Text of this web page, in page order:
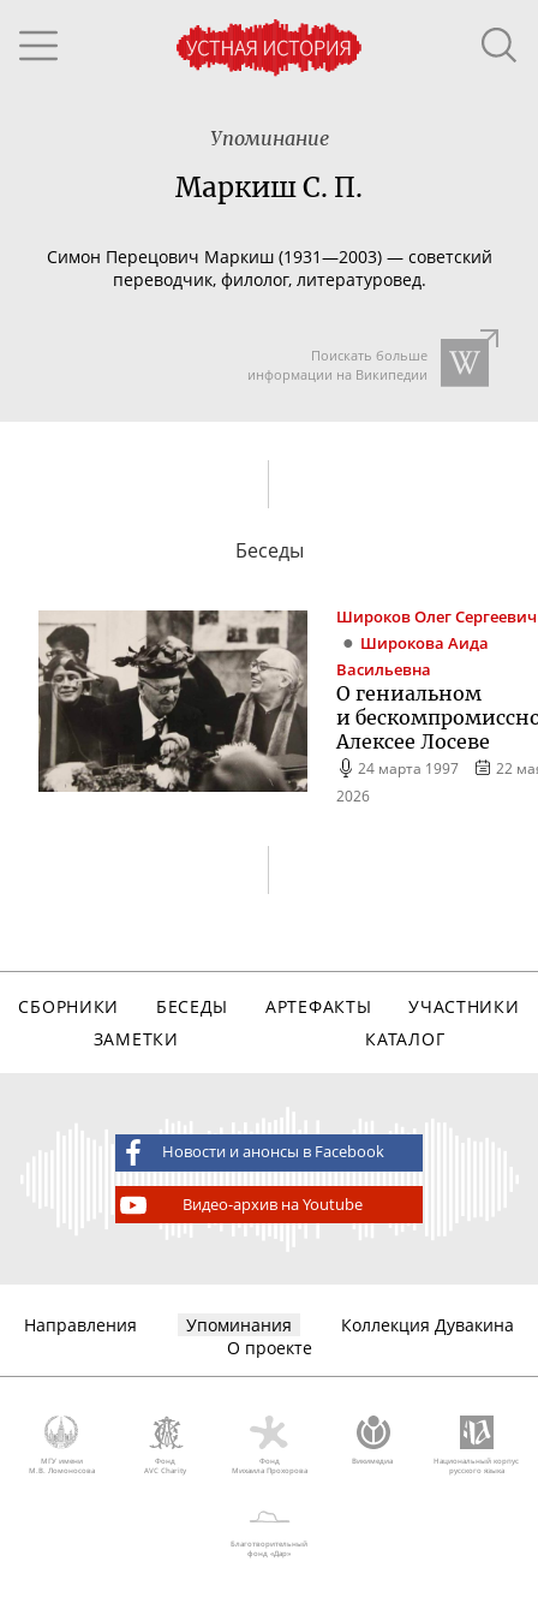
Упоминание
Маркиш С. П.
Симон Перецович Маркиш (1931—2003) — советский
переводчик, филолог, литературовед.
Поискать больше
информации на Википедии
Беседы
ШироковОлег Сергеевич
Широкова Аида
Васильевна
О гениальном
и
Алексее Лосеве
24 марта 1997
22
2026
СБОРНИКИ БЕСЕДЫ АРТЕФАКТЫ
УЧАСТНИКИ
ЗАМЕТКИ
КАТАЛОГ
Новости и анонсы в Facebook
Видео-архив на Youtube
Направления Упоминания
Коллекция Дувакина
О проекте
МГУ имени
М.В. Ломоносова
Фонд
AVC Charity
Фонд
Михаила Прохорова
Викимедиа
Национальный корпус
русского языка
Благотворительный
фонд «Дар»